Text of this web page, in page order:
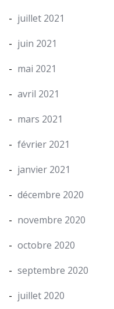
juillet 2021
juin 2021
mai 2021
avril 2021
mars 2021
février 2021
janvier 2021
décembre 2020
novembre 2020
octobre 2020
septembre 2020
juillet 2020